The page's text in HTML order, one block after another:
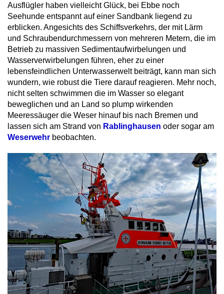
Ausflügler haben vielleicht Glück, bei Ebbe noch
Seehunde entspannt auf einer Sandbank liegend zu
erblicken. Angesichts des Schiffsverkehrs, der mit Lärm
und Schraubendurchmessern von mehreren Metern, die im
Betrieb zu massiven Sedimentaufwirbelungen und
Wasserverwirbelungen führen, eher zu einer
lebensfeindlichen Unterwasserwelt beiträgt, kann man sich
wundern, wie robust die Tiere darauf reagieren. Mehr noch,
nicht selten schwimmen die im Wasser so elegant
beweglichen und an Land so plump wirkenden
Meeressäuger die Weser hinauf bis nach Bremen und
lassen sich am Strand von Rablinghausen oder sogar am
Weserwehr beobachten.